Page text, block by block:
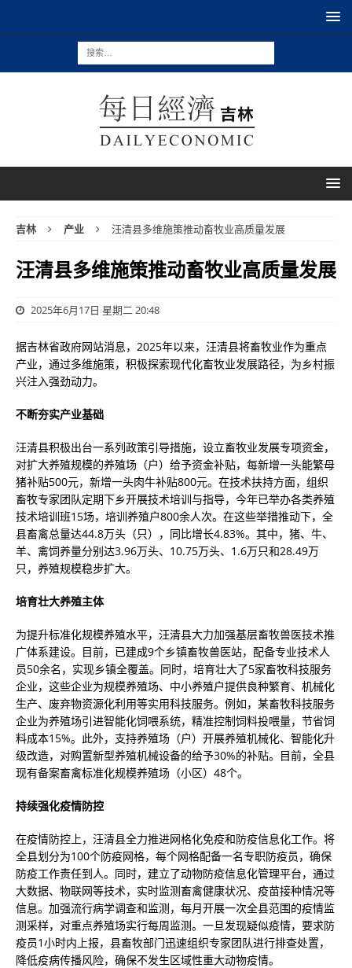
吉林 产业 汪清县多维施策推动畜牧业高质量发展
汪清县多维施策推动畜牧业高质量发展
2025年6月17日 星期二 20:48
据吉林省政府网站消息，2025年以来，汪清县将畜牧业作为重点
产业，通过多维施策，积极探索现代化畜牧业发展路径，为乡村振
兴注入强劲动力。
不断夯实产业基础
汪清县积极出台一系列政策引导措施，设立畜牧业发展专项资金，
对扩大养殖规模的养殖场（户）给予资金补贴，每新增一头能繁母
猪补贴500元，新增一头肉牛补贴800元。在技术扶持方面，组织
畜牧专家团队定期下乡开展技术培训与指导，今年已举办各类养殖
技术培训班15场，培训养殖户800余人次。在这些举措推动下，全
县畜禽总量达44.8万头（只），同比增长4.83%。其中，猪、牛、
羊、禽饲养量分别达3.96万头、10.75万头、1.6万只和28.49万
只，养殖规模稳步扩大。
培育壮大养殖主体
为提升标准化规模养殖水平，汪清县大力加强基层畜牧兽医技术推
广体系建设。目前，已建成9个乡镇畜牧兽医站，配备专业技术人
员50余名，实现乡镇全覆盖。同时，培育壮大了5家畜牧科技服务
企业，这些企业为规模养殖场、中小养殖户提供良种繁育、机械化
生产、废弃物资源化利用等实用科技服务。例如，某畜牧科技服务
企业为养殖场引进智能化饲喂系统，精准控制饲料投喂量，节省饲
料成本15%。此外，支持养殖场（户）开展养殖机械化、智能化升
级改造，对购置新型养殖机械设备的给予30%的补贴。目前，全县
现有备案畜禽标准化规模养殖场（小区）48个。
持续强化疫情防控
在疫情防控上，汪清县全力推进网格化免疫和防疫信息化工作。将
全县划分为100个防疫网格，每个网格配备一名专职防疫员，确保
防疫工作责任到人。同时，建立了动物防疫信息化管理平台，通过
大数据、物联网等技术，实时监测畜禽健康状况、疫苗接种情况等
信息。加强流行病学调查和监测，每月开展一次全县范围的疫情监
测采样，对重点养殖场实行每周监测。一旦发现疑似疫情，要求防
疫员1小时内上报，县畜牧部门迅速组织专家团队进行排查处置，
降低疫病传播风险，确保不发生区域性重大动物疫情。